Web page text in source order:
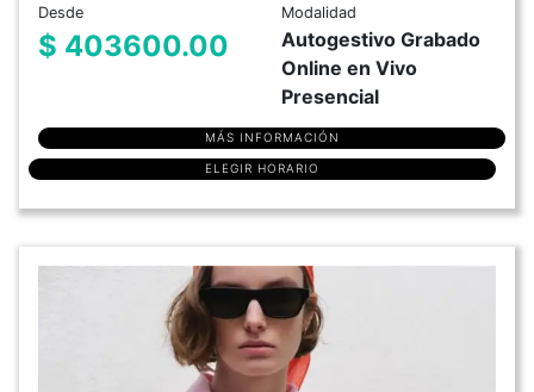
Desde
$ 403600.00
Modalidad
Autogestivo Grabado
Online en Vivo
Presencial
MÁS INFORMACIÓN
ELEGIR HORARIO